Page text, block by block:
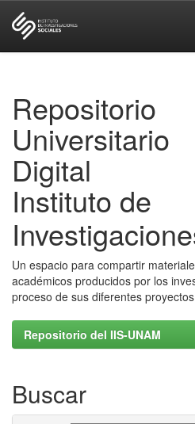
Repositorio
Universitario
Digital
Instituto de
Un espacio para compartir
académicos producidos por los
proceso de sus diferentes
Repositorio del IIS-UNAM
Buscar